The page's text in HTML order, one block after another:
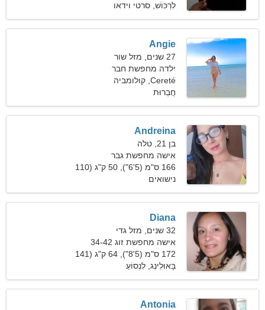
לִרְכּוֹשׁ, סרטי וידאו
Angie
27 שנים, מזל שור
ילדה מחפשת חבר
Cereté, קולומביה
חֲבֵרוּת
Andreina
בן 21, טלה
אישה מחפשת גבר
166 ס"מ (5'6"), 50 ק"ג (110
פאונד)
נישואים
Diana
32 שנים, מזל גדי
אישה מחפשת זוג 34-42
172 ס"מ (5'8"), 64 ק"ג (141
פאונד)
בָּאוּלִינְג, לִנְסוֹעַ
Antonia